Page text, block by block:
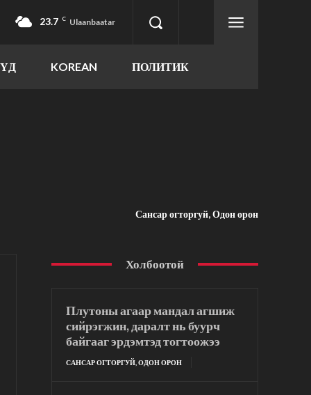
23.7 C Ulaanbaatar
KOREAN ПОЛИТИК
Сансар огторгуй, Одон орон
Холбоотой
Плутоны агаар мандал агшиж
сийрэгжин, даралт нь буурч
байгааг эрдэмтэд тогтоожээ
САНСАР ОГТОРГУЙ, ОДОН ОРОН